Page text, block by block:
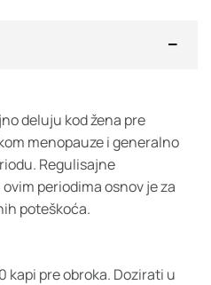
deluju kod žena pre
menopauze i generalno
Regulisajne
periodima osnov je za
poteškoća.
kapi pre obroka. Dozirati u